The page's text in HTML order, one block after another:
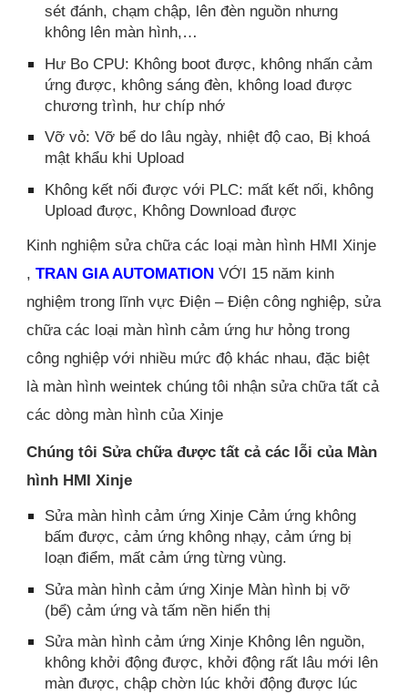
sét đánh, chạm chập, lên đèn nguồn nhưng
không lên màn hình,…
Hư Bo CPU: Không boot được, không nhấn cảm
ứng được, không sáng đèn, không load được
chương trình, hư chíp nhớ
Vỡ vỏ: Vỡ bể do lâu ngày, nhiệt độ cao, Bị khoá
mật khẩu khi Upload
Không kết nối được với PLC: mất kết nối, không
Upload được, Không Download được
Kinh nghiệm sửa chữa các loại màn hình HMI Xinje
,TRAN GIA AUTOMATION VỚI 15 năm kinh
nghiệm trong lĩnh vực Điện – Điện công nghiệp, sửa
chữa các loại màn hình cảm ứng hư hỏng trong
công nghiệp với nhiều mức độ khác nhau, đặc biệt
là màn hình weintek chúng tôi nhận sửa chữa tất cả
các dòng màn hình của Xinje
Chúng tôi Sửa chữa được tất cả các lỗi của Màn
hình HMI Xinje
Sửa màn hình cảm ứng Xinje Cảm ứng không
bấm được, cảm ứng không nhạy, cảm ứng bị
loạn điểm, mất cảm ứng từng vùng.
Sửa màn hình cảm ứng Xinje Màn hình bị vỡ
(bể) cảm ứng và tấm nền hiển thị
Sửa màn hình cảm ứng Xinje Không lên nguồn,
không khởi động được, khởi động rất lâu mới lên
màn được, chập chờn lúc khởi động được lúc